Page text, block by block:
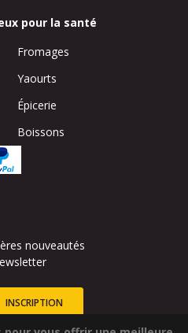
pour la santé
Fromages
Yaourts
Épicerie
Boissons
nouveautés
INSCRIPTION